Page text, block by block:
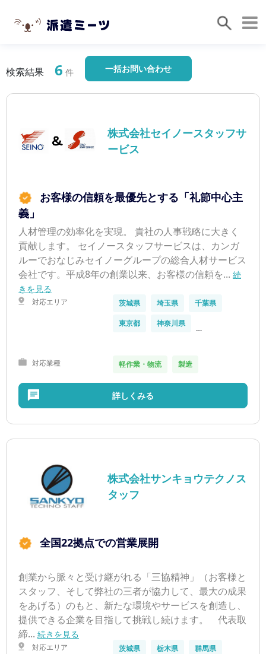
検索結果 6 件 一括お問い合わせ
株式会社セイノースタッフサ
ービス
お客様の信頼を最優先とする「礼節中心主
義」
人材管理の効率化を実現。 貴社の人事戦略に大きく
貢献します。 セイノースタッフサービスは、カンガ
ルーでおなじみセイノーグループの総合人材サービス
会社です。平成8年の創業以来、お客様の信頼を... 続
きを見る
対応エリア 茨城県 埼玉県
千葉県
東京都
神奈川県
…
対応業種 軽作業・物流 製造
詳しくみる
株式会社サンキョウテクノス
タッフ
全国22拠点での営業展開
創業から脈々と受け継がれる「三協精神」（お客様と
スタッフ、そして弊社の三者が協力して、最大の成果
をあげる）のもと、新たな環境やサービスを創造し、
提供できる企業を目指して挑戦し続けます。 代表取
締... 続きを見る
対応エリア 茨城県 栃木県
群馬県